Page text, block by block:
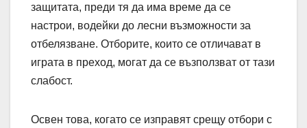
защитата, преди тя да има време да се
настрои, водейки до лесни възможности за
отбелязване. Отборите, които се отличават в
играта в преход, могат да се възползват от тази
слабост.
Освен това, когато се изправят срещу отбори с